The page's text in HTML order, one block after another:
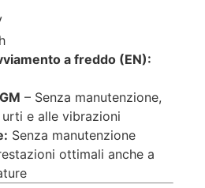
a freddo (EN):
– Senza manutenzione,
e alle vibrazioni
Senza manutenzione
ottimali anche a